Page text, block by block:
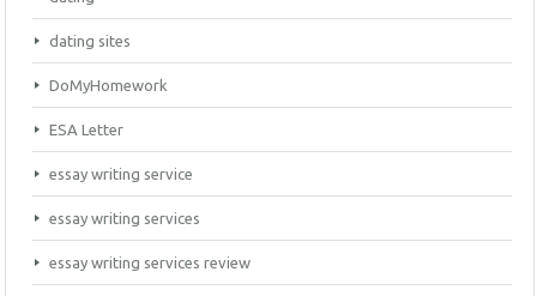
dating sites
DoMyHomework
ESA Letter
essay writing service
essay writing services
essay writing services review